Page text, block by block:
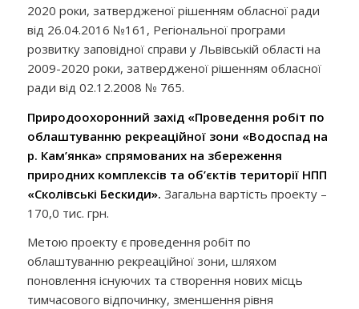
2020 роки, затвердженої рішенням обласної ради
від 26.04.2016 №161, Регіональної програми
розвитку заповідної справи у Львівській області на
2009-2020 роки, затвердженої рішенням обласної
ради від 02.12.2008 № 765.
Природоохоронний захід «Проведення робіт по
облаштуванню рекреаційної зони «Водоспад на
р. Кам’янка» спрямованих на збереження
природних комплексів та об’єктів території НПП
«Сколівські Бескиди». Загальна вартість проекту –
170,0 тис. грн.
Метою проекту є проведення робіт по
облаштуванню рекреаційної зони, шляхом
поновлення існуючих та створення нових місць
тимчасового відпочинку, зменшення рівня